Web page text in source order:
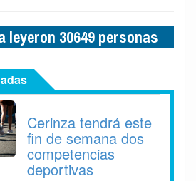
leyeron 30649 personas
Cerinza tendrá este
fin de semana dos
competencias
deportivas